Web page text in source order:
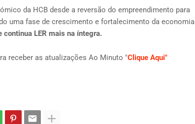
da HCB desde a reversão do empreendimento para
uma fase de crescimento e fortalecimento da economia
continua LER mais na íntegra.
receber as atualizações Ao Minuto "Clique Aqui"